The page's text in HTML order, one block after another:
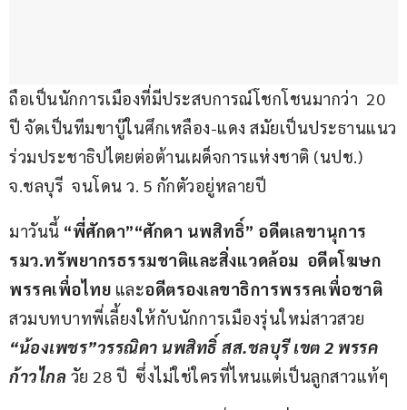
ถือเป็นนักการเมืองที่มีประสบการณ์โชกโชนมากว่า  20
ปี จัดเป็นทีมขาบู๊ในศึกเหลือง-แดง สมัยเป็นประธานแนว
ร่วมประชาธิปไตยต่อต้านเผด็จการแห่งชาติ (นปช.)
จ.ชลบุรี  จนโดน ว. 5 กักตัวอยู่หลายปี
มาวันนี้ “พี่ศักดา”“ศักดา นพสิทธิ์” อดีตเลขานุการ
รมว.ทรัพยากรธรรมชาติและสิ่งแวดล้อม  อดีตโฆษก
พรรคเพื่อไทย และอดีตรองเลขาธิการพรรคเพื่อชาติ
สวมบทบาทพี่เลี้ยงให้กับนักการเมืองรุ่นใหม่สาวสวย
“น้องเพชร”วรรณิดา นพสิทธิ์ สส.ชลบุรี เขต 2 พรรค
ก้าวไกล วัย 28 ปี  ซึ่งไม่ใช่ใครที่ไหนแต่เป็นลูกสาวแท้ๆ